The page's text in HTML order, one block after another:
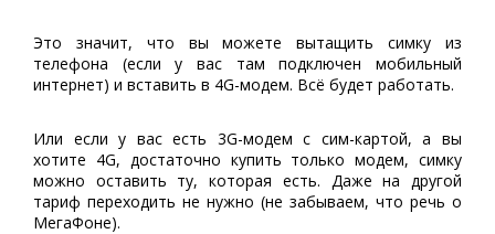
Это значит, что вы можете вытащить симку из
телефона (если у вас там подключен мобильный
интернет) и вставить в 4G-модем. Всё будет работать.
Или если у вас есть 3G-модем с сим-картой, а вы
хотите 4G, достаточно купить только модем, симку
можно оставить ту, которая есть. Даже на другой
тариф переходить не нужно (не забываем, что речь о
МегаФоне).